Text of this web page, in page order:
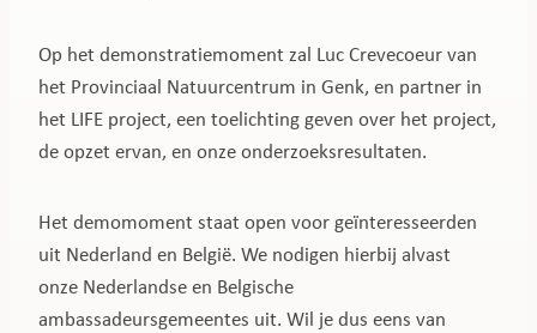
Op het demonstratiemoment zal Luc Crevecoeur van
het Provinciaal Natuurcentrum in Genk, en partner in
het LIFE project, een toelichting geven over het project,
de opzet ervan, en onze onderzoeksresultaten.
Het demomoment staat open voor geïnteresseerden
uit Nederland en België. We nodigen hierbij alvast
onze Nederlandse en Belgische
ambassadeursgemeentes uit. Wil je dus eens van